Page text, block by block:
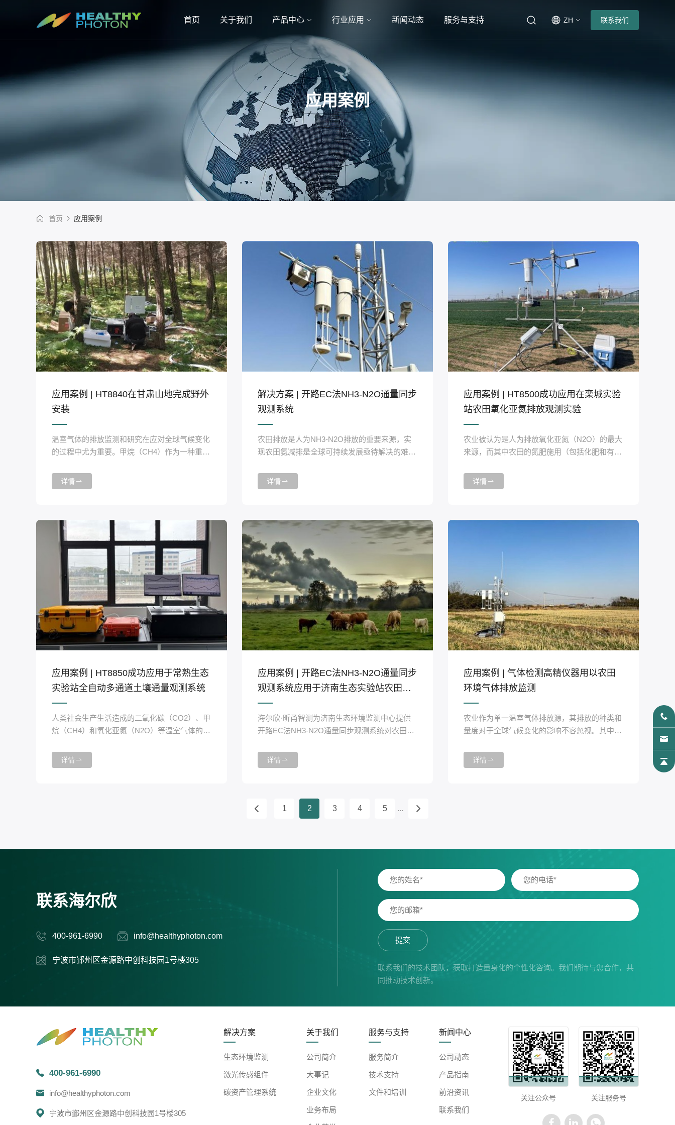
首页 关于我们 产品中心 行业应用 新闻动态 服务与支持 ZH 联系我们
应用案例
首页 应用案例
应用案例 | HT8840在甘肃山地完成野外
安装
温室气体的排放监测和研究在应对全球气候变化
的过程中尤为重要。甲烷（CH4）作为一种重要
25倍，因此对其排放量监测和研究尤为重要。为
了实现对山地生态系统中CH4排放量的精准监
详情
解决方案 | 开路EC法NH3-N2O通量同步
观测系统
农田排放是人为NH3-N2O排放的重要来源，实
现农田氨减排是全球可持续发展亟待解决的难题
用率至关重要。海尔欣·昕甬智测在宁波市咸祥
镇的一片农田里搭建了开路EC法NH3-N2O通量
详情
应用案例 | HT8500成功应用在栾城实验
站农田氧化亚氮排放观测实验
农业被认为是人为排放氧化亚氮（N2O）的最大
来源，而其中农田的氮肥施用（包括化肥和有机
效的温室气体，对全球变暖有显著影响，因此，
减少农田N2O排放对于将全球升温控制在2°C以
详情
应用案例 | HT8850成功应用于常熟生态
实验站全自动多通道土壤通量观测系统
人类社会生产生活造成的二氧化碳（CO2）、甲
烷（CH4）和氧化亚氮（N2O）等温室气体的排
站启动全自动多通道土壤通量观测系统项目，海
尔欣·昕甬智测为此项目提供了HT8850便携式多
详情
应用案例 | 开路EC法NH3-N2O通量同步
观测系统应用于济南生态实验站农田气
体排放监测项目
海尔欣·昕甬智测为济南生态环境监测中心提供
开路EC法NH3-N2O通量同步观测系统对农田气
详情
应用案例 | 气体检测高精仪器用以农田
环境气体排放监测
农业作为单一温室气体排放源，其排放的种类和
量度对于全球气候变化的影响不容忽视。其中，
我国环境质量的影响深远。为了更准确地进行测
量，宁波海尔欣光电科技有限公司推出HT8700
详情
1 2 3 4 5 ...
联系海尔欣
400-961-6990 info@healthyphoton.com
宁波市鄞州区金源路中创科技园1号楼305
提交
联系我们的技术团队，获取打造量身化的个性化咨询。我们期待与您合作，共
同推动技术创新。
400-961-6990
info@healthyphoton.com
宁波市鄞州区金源路中创科技园1号楼305
解决方案
生态环境监测
激光传感组件
碳资产管理系统
关于我们
公司简介
大事记
企业文化
业务布局
服务与支持
服务简介
技术支持
文件和培训
新闻中心
公司动态
产品指南
前沿资讯
联系我们
关注公众号 关注服务号